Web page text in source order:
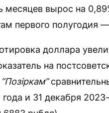
месяцев вырос на
первого полугодия
доллара
на
“Позіркам”
и 31 декабря